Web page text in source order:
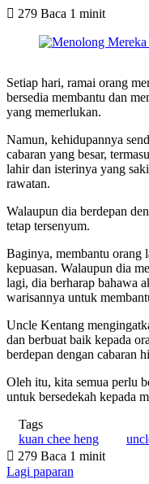
279 Baca 1 minit
Setiap hari, ramai orang
bersedia membantu dan
yang memerlukan.
Namun, kehidupannya
cabaran yang besar,
lahir dan isterinya yang
rawatan.
Walaupun dia berdepan
tetap tersenyum.
Baginya, membantu orang
kepuasan. Walaupun dia
lagi, dia berharap bahawa
warisannya untuk
Uncle Kentang
dan berbuat baik kepada
berdepan dengan cabaran
Oleh itu, kita semua perlu
untuk bersedekah kepada
Tags
kuan chee heng
279 Baca 1 minit
Lagi paparan